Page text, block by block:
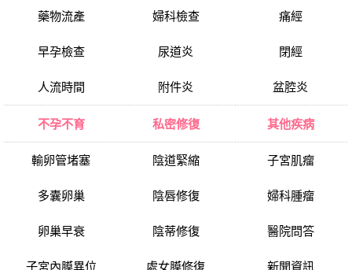
藥物流產
早孕檢查
人流時間
婦科檢查
尿道炎
附件炎
痛經
閉經
盆腔炎
不孕不育
輸卵管堵塞
多囊卵巢
卵巢早衰
子宮內膜異位
私密修復
陰道緊縮
陰唇修復
陰蒂修復
處女膜修復
其他疾病
子宮肌瘤
婦科腫瘤
醫院問答
新聞資訊